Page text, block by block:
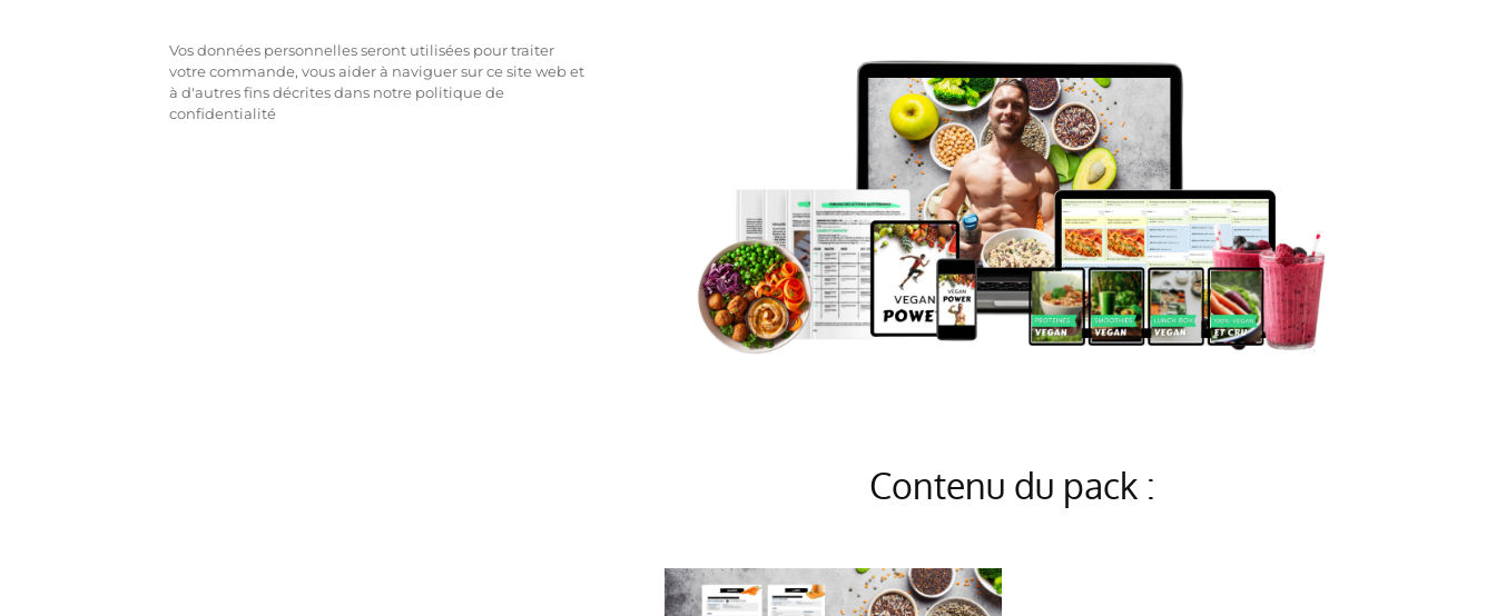
Vos données personnelles seront utilisées pour traiter
votre commande, vous aider à naviguer sur ce site web et
à d'autres fins décrites dans notre politique de
confidentialité
Contenu du pack :